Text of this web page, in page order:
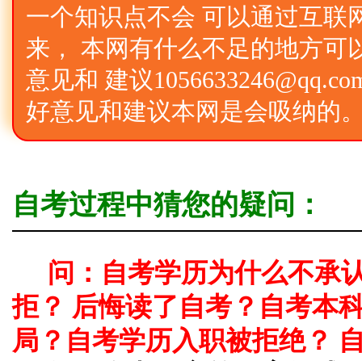
一个知识点不会 可以通过互联
来， 本网有什么不足的地方可
意见和 建议
好意见和建议本网是会吸纳的
自考过程中猜您的疑问：
问：自考学历为什么不承
拒？ 后悔读了自考？自考本
局？自考学历入职被拒绝？